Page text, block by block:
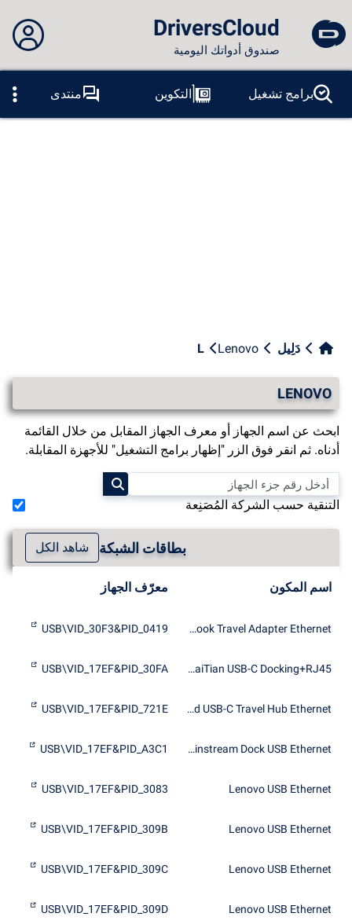
DriversCloud
صندوق أدواتك اليومية
لم تقم بتسجيل الدخول...
الاتصال بالموقع
برامج تشغيل التكوين
منتدى
المسابر
الموت الزرقاء ادوات
دَلِيل L Lenovo
LENOVO
ابحث عن اسم الجهاز أو معرف الجهاز المقابل من خلال القائمة
أدناه. ثم انقر فوق الزر "إظهار برامج التشغيل" للأجهزة المقابلة.
التنقية حسب الشركة المُصَنِعة
بطاقات الشبكة شاهد الكل
اسم المكون معرّف الجهاز
dynabook Travel Adapter Ethernet
USB\VID_30F3&PID_0419
Lenovo KaiTian USB-C Docking+RJ45
USB\VID_17EF&PID_30FA
Lenovo Powered USB-C Travel Hub Ethernet
USB\VID_17EF&PID_721E
Lenovo Thunderbolt 3 Mainstream Dock USB Ethernet
USB\VID_17EF&PID_A3C1
Lenovo USB Ethernet
USB\VID_17EF&PID_3083
Lenovo USB Ethernet
USB\VID_17EF&PID_309B
Lenovo USB Ethernet
USB\VID_17EF&PID_309C
Lenovo USB Ethernet
USB\VID_17EF&PID_309D